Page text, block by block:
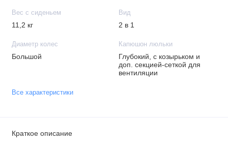
Вес с сиденьем
11,2 кг
Вид
2 в 1
Диаметр колес
Большой
Капюшон люльки
Глубокий, с козырьком и
доп. секцией-сеткой для
вентиляции
Все характеристики
Краткое описание